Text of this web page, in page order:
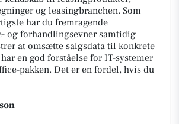
og leasingbranchen. Som
har du fremragende
og forhandlingsevner samtidig
at omsætte salgsdata til konkrete
en god forståelse for IT-systemer
pakken. Det er en fordel, hvis du